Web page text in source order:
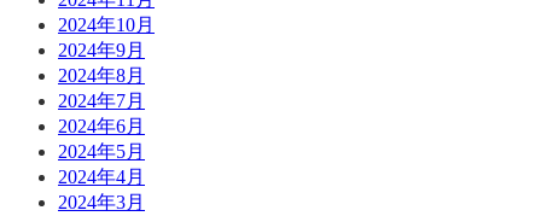
2024年10月
2024年9月
2024年8月
2024年7月
2024年6月
2024年5月
2024年4月
2024年3月